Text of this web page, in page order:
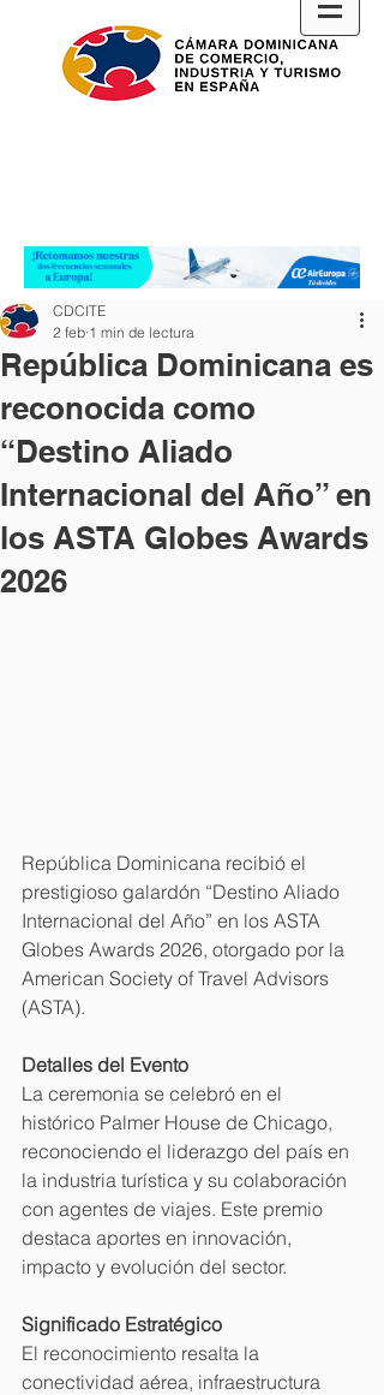
República Dominicana es
reconocida como
“Destino Aliado
Internacional del Año” en
los ASTA Globes Awards
2026
CDCITE
2 feb 1 min de lectura
República Dominicana recibió el
prestigioso galardón “Destino Aliado
Internacional del Año” en los ASTA
Globes Awards 2026, otorgado por la
American Society of Travel Advisors
(ASTA).
Detalles del Evento
La ceremonia se celebró en el
histórico Palmer House de Chicago,
reconociendo el liderazgo del país en
la industria turística y su colaboración
con agentes de viajes. Este premio
destaca aportes en innovación,
impacto y evolución del sector.
Significado Estratégico
El reconocimiento resalta la
conectividad aérea, infraestructura